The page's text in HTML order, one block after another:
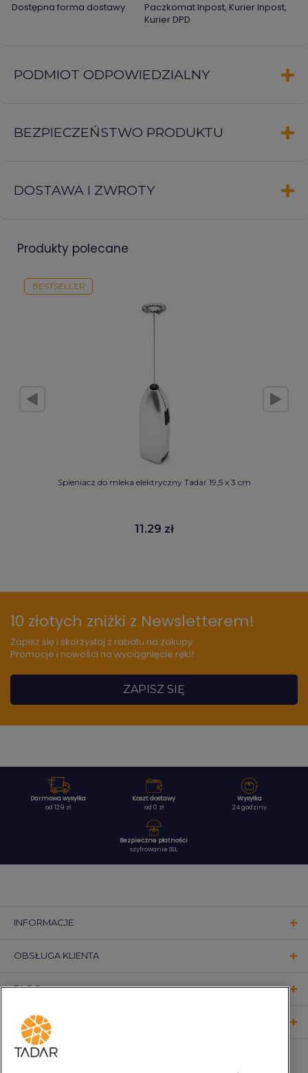
Dostępna forma dostawy
Paczkomat Inpost, Kurier Inpost,
Kurier DPD
PODMIOT ODPOWIEDZIALNY
BEZPIECZEŃSTWO PRODUKTU
DOSTAWA I ZWROTY
produkty polecane
BESTSELLER
Spieniacz do mleka elektryczny Tadar 19,5 x 3 cm
11.29 zł
10 złotych zniżki z Newsletterem!
Zapisz się i skorzystaj z rabatu na zakupy.
Promocje i nowości na wyciągnięcie ręki!
ZAPISZ SIĘ
Darmowa wysyłka
od 129 zł
Koszt dostawy
od 0 zł
Wysyłka
24 godziny
Bezpieczne płatności
szyfrowanie SSL
INFORMACJE
OBSŁUGA KLIENTA
BLOG
KONTAKT